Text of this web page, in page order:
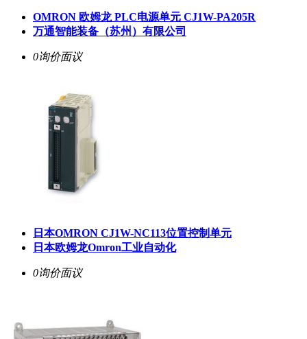
OMRON 欧姆龙 PLC电源单元 CJ1W-PA205R
万通智能装备（苏州）有限公司
0询价面议
日本OMRON CJ1W-NC113位置控制单元
日本欧姆龙Omron工业自动化
0询价面议